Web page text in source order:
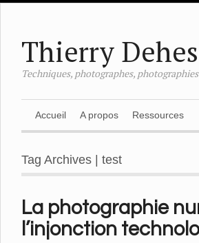
Thierry
Techniques, photographes,
Accueil A propos Ressources
Tag Archives | test
La photographie
l’injonction